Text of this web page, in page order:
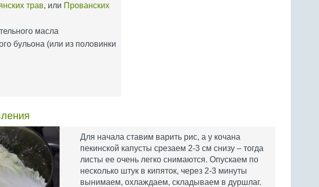
трав, или Прованских
масла
бульона (или из половинки
Для начала ставим варить рис, а у кочана
пекинской капусты срезаем 2-3 см снизу – тогда
листы ее очень легко снимаются. Опускаем по
несколько штук в кипяток, через 2-3 минуты
вынимаем, охлаждаем, складываем в дуршлаг.